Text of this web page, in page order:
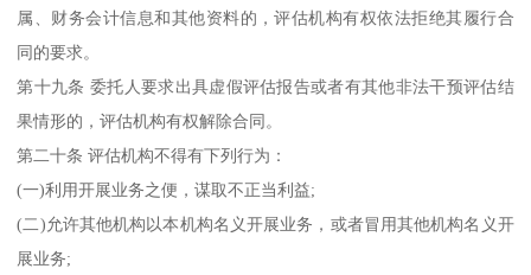
属、财务会计信息和其他资料的，评估机构有权依法拒绝其履行合
同的要求。
第十九条 委托人要求出具虚假评估报告或者有其他非法干预评估结
果情形的，评估机构有权解除合同。
第二十条 评估机构不得有下列行为：
(一)利用开展业务之便，谋取不正当利益;
(二)允许其他机构以本机构名义开展业务，或者冒用其他机构名义开
展业务;